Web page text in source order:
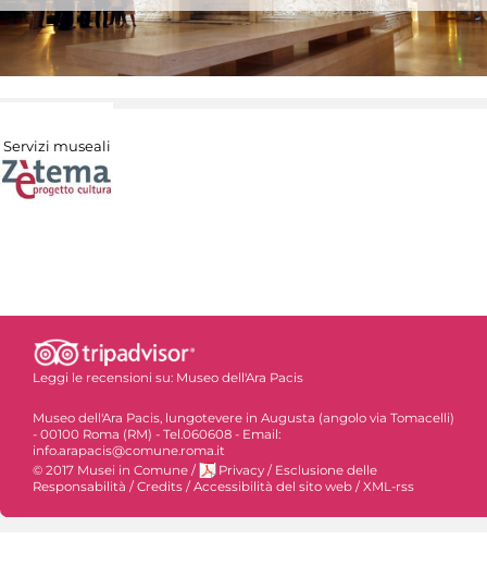
Servizi museali
Leggi le recensioni su: Museo dell'Ara Pacis
Museo dell'Ara Pacis, lungotevere in Augusta (angolo via Tomacelli)
- 00100 Roma (RM) - Tel.060608 - Email:
info.arapacis@comune.roma.it
© 2017 Musei in Comune / Privacy / Esclusione delle
Responsabilità / Credits / Accessibilità del sito web / XML-rss